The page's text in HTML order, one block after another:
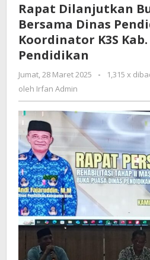
Puasa
Dinas
Kab.
Bone
Kadis
Rapat Dilanjutkan
Bersama Dinas
Koordinator K3S
Pendidikan
Jumat, 28 Maret 2025
oleh
-
1,315 x
oleh Irfan Admin